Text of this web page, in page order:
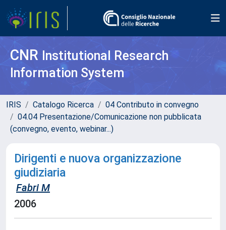
CNR Institutional Research
Information System
IRIS Catalogo Ricerca
04 Contributo in convegno
04.04 Presentazione/Comunicazione non pubblicata
(convegno, evento, webinar...)
Dirigenti e nuova organizzazione
giudiziaria
Fabri M
2006